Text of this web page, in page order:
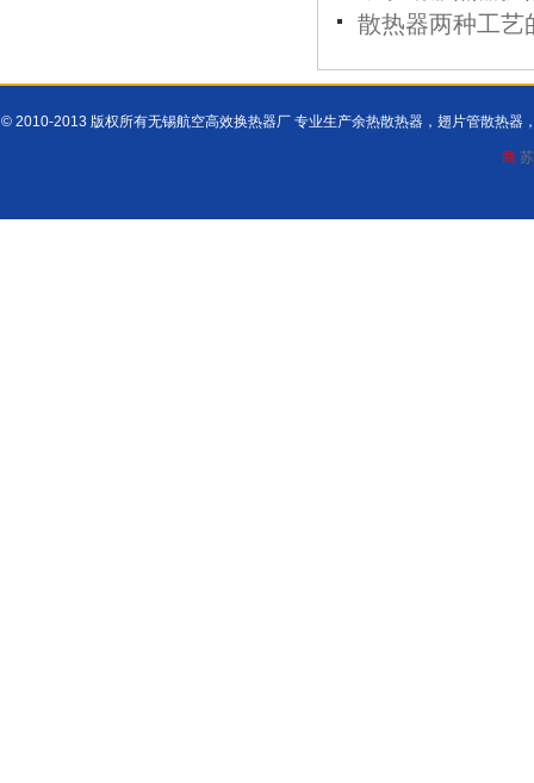
散热器两种工艺
© 2010-2013 版权所有无锡航空高效换热器厂 专业生产余热散热器，翅片管散热器
商